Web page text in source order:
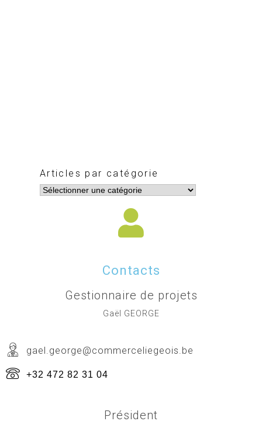
Articles par catégorie
Contacts
Gestionnaire de projets
Gaël GEORGE
gael.george@commerceliegeois.be
+32 472 82 31 04
Président